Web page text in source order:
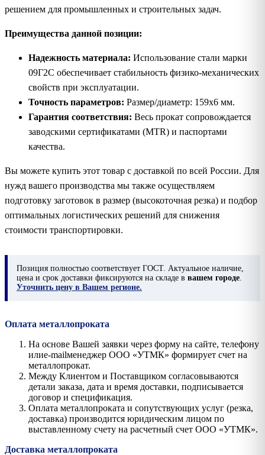
решением для промышленных и строительных задач.
Преимущества данной позиции:
Надежность материала: Использование стали марки
09Г2С обеспечивает стабильность физико-механических
свойств при эксплуатации.
Точность параметров: Размер/диаметр: 159х6 мм.
Гарантия соответствия: Весь прокат сопровождается
заводскими сертификатами (MTR) и паспортами
качества.
Вы можете купить этот товар с доставкой по всей России. Для
нужд вашего производства мы также осуществляем
подготовку заготовок в размер (высокоточная резка) и подбор
оптимальных логистических решений для снижения
стоимости транспортировки.
Позиция полностью соответствует ГОСТ. Актуальное наличие,
цена и срок доставки фиксируются на складе в вашем городе
Уточнить цену в Вашем регионе.
Оплата металлопроката
На основе Вашей заявки через форму на сайте, телефону
илиe-mailменеджер ООО «УТМК» формирует счет на
металлопрокат.
Между Клиентом и Поставщиком согласовываются
детали заказа, дата и время доставки, подписывается
договор и спецификация.
Оплата металлопроката и сопутствующих услуг (резка,
доставка) производится юридическим лицом по
выставленному счету на расчетный счет ООО «УТМК».
Доставка металлопроката